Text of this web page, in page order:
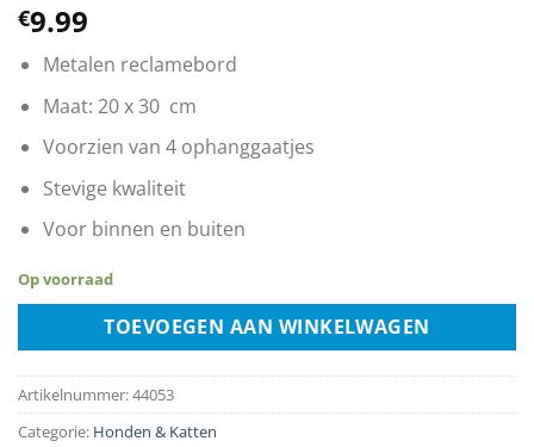
€9.99
Metalen reclamebord
Maat: 20 x 30 cm
Voorzien van 4 ophanggaatjes
Stevige kwaliteit
Voor binnen en buiten
Op voorraad
TOEVOEGEN AAN WINKELWAGEN
Artikelnummer:44053
Categorie: Honden & Katten